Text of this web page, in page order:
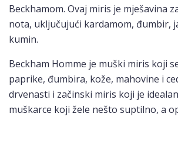
Beckhamom. Ovaj miris je mješavina
nota, uključujući kardamom, đumbir,
kumin.
Beckham Homme je muški miris koji
paprike, đumbira, kože, mahovine i
drvenasti i začinski miris koji je
muškarce koji žele nešto suptilno, a